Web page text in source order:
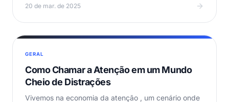
20 de mar. de 2025
GERAL
Como Chamar a Atenção em um Mundo
Cheio de Distrações
Vivemos na economia da atenção , um cenário onde